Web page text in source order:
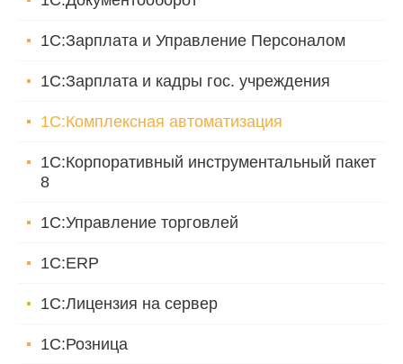
1С:Зарплата и Управление Персоналом
1С:Зарплата и кадры гос. учреждения
1С:Комплексная автоматизация
1С:Корпоративный инструментальный пакет
8
1С:Управление торговлей
1С:ERP
1С:Лицензия на сервер
1С:Розница